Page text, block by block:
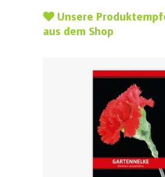
Unsere
aus dem Shop